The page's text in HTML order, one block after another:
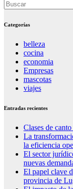
Categorías
belleza
cocina
economia
Empresas
mascotas
viajes
Entradas recientes
Clases de
La
la eficiencia
El sector
nuevas
El papel clave
provincia de